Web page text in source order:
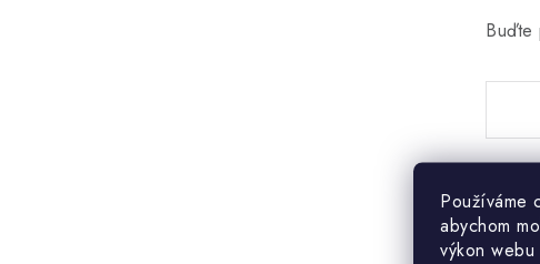
Používáme
abychom
výkon